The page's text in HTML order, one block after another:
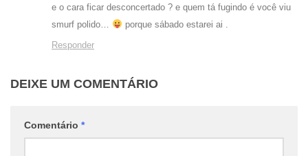
e o cara ficar desconcertado ? e quem tá fugindo é você viu
smurf polido…
porque sábado estarei ai .
Responder
DEIXE UM COMENTÁRIO
Comentário *